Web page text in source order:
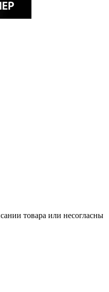
товара или несогласны